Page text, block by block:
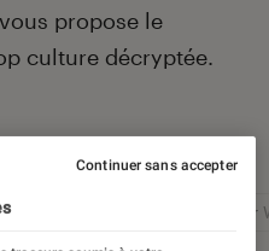
propose le
culture décryptée.
Star
Continuer sans accepter